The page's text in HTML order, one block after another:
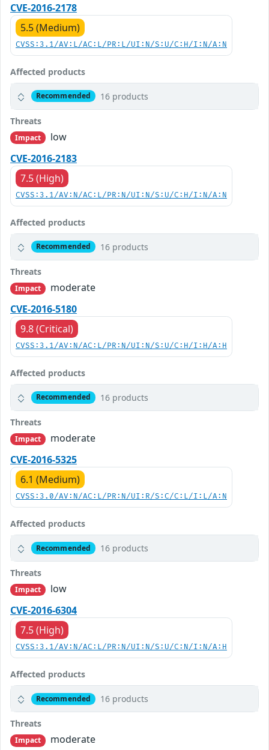
CVE-2016-2178
5.5 (Medium)
CVSS:3.1/AV:L/AC:L/PR:L/UI:N/S:U/C:H/I:N/A:N
Affected products
Recommended 16 products
Threats
Impact
low
CVE-2016-2183
7.5 (High)
CVSS:3.1/AV:N/AC:L/PR:N/UI:N/S:U/C:H/I:N/A:N
Affected products
Recommended 16 products
Threats
Impact
moderate
CVE-2016-5180
9.8 (Critical)
CVSS:3.1/AV:N/AC:L/PR:N/UI:N/S:U/C:H/I:H/A:H
Affected products
Recommended 16 products
Threats
Impact
moderate
CVE-2016-5325
6.1 (Medium)
CVSS:3.0/AV:N/AC:L/PR:N/UI:R/S:C/C:L/I:L/A:N
Affected products
Recommended 16 products
Threats
Impact
low
CVE-2016-6304
7.5 (High)
CVSS:3.1/AV:N/AC:L/PR:N/UI:N/S:U/C:N/I:N/A:H
Affected products
Recommended 16 products
Threats
Impact
moderate